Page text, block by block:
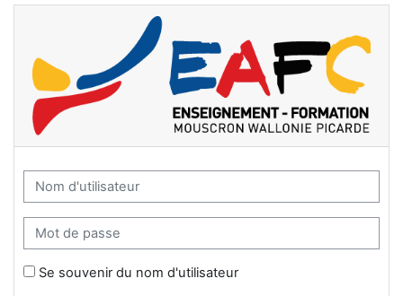
Passer au contenu principal
Moodle EAFCM: Connexion
Nom d'utilisateur
Mot de passe
Se souvenir du nom d'utilisateur